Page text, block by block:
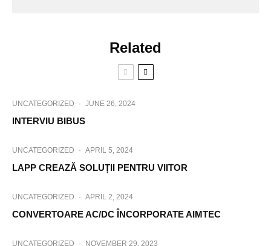
Related
UNCATEGORIZED · JUNE 26, 2024
INTERVIU BIBUS
UNCATEGORIZED · APRIL 5, 2024
LAPP CREAZĂ SOLUȚII PENTRU VIITOR
UNCATEGORIZED · APRIL 2, 2024
CONVERTOARE AC/DC ÎNCORPORATE AIMTEC
UNCATEGORIZED · NOVEMBER 29, 2023